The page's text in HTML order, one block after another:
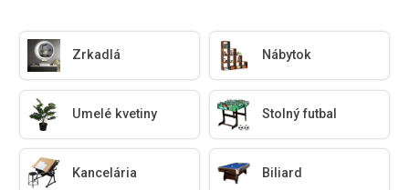
Zrkadlá Nábytok
Umelé kvetiny Stolný futbal
Kancelária Biliard